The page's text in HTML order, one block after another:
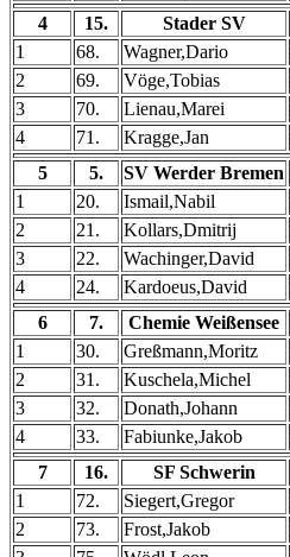
4
15. Stader SV
1
68. Wagner,Dario
2
69. Vöge,Tobias
3
70. Lienau,Marei
4
71. Kragge,Jan
5
5. SV Werder Bremen
1
20. Ismail,Nabil
2
21. Kollars,Dmitrij
3
22. Wachinger,David
4
24. Kardoeus,David
6
7. Chemie Weißensee
1
30. Greßmann,Moritz
2
31. Kuschela,Michel
3
32. Donath,Johann
4
33. Fabiunke,Jakob
7
16. SF Schwerin
1
72. Siegert,Gregor
2
73. Frost,Jakob